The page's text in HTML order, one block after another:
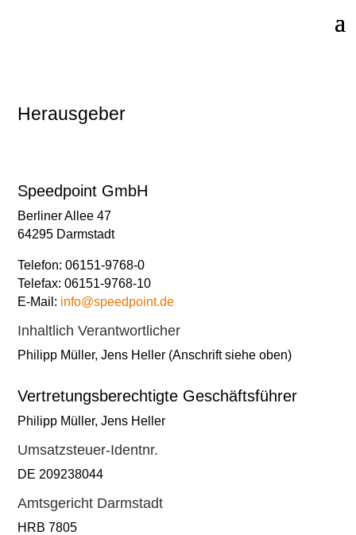
Herausgeber
Speedpoint GmbH
Berliner Allee 47
64295 Darmstadt
Telefon: 06151-9768-0
Telefax: 06151-9768-10
E-Mail: info@speedpoint.de
Inhaltlich Verantwortlicher
Philipp Müller, Jens Heller (Anschrift siehe oben)
Vertretungsberechtigte Geschäftsführer
Philipp Müller, Jens Heller
Umsatzsteuer-Identnr.
DE 209238044
Amtsgericht Darmstadt
HRB 7805